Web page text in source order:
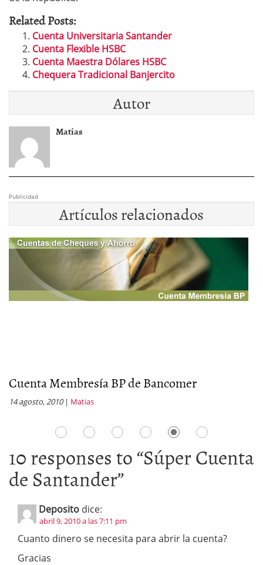
Related Posts:
Cuenta Universitaria Santander
Cuenta Flexible HSBC
Cuenta Maestra Dólares HSBC
Chequera Tradicional Banjercito
Autor
Matias
Publicidad
Artículos relacionados
Cuenta Membresía BP de Bancomer
14 agosto, 2010| Matias
10 responses to “Súper Cuenta
de Santander”
Deposito dice:
abril 9, 2010 a las 7:11 pm
Cuanto dinero se necesita para abrir la cuenta?
Gracias